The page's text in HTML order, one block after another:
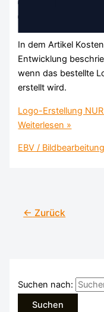
In dem Artikel
Entwicklung
wenn das bestellte
erstellt wird.
Logo-Erstellung
Weiterlesen »
EBV / Bildbearbeitung
← Zurück
Suchen nach: